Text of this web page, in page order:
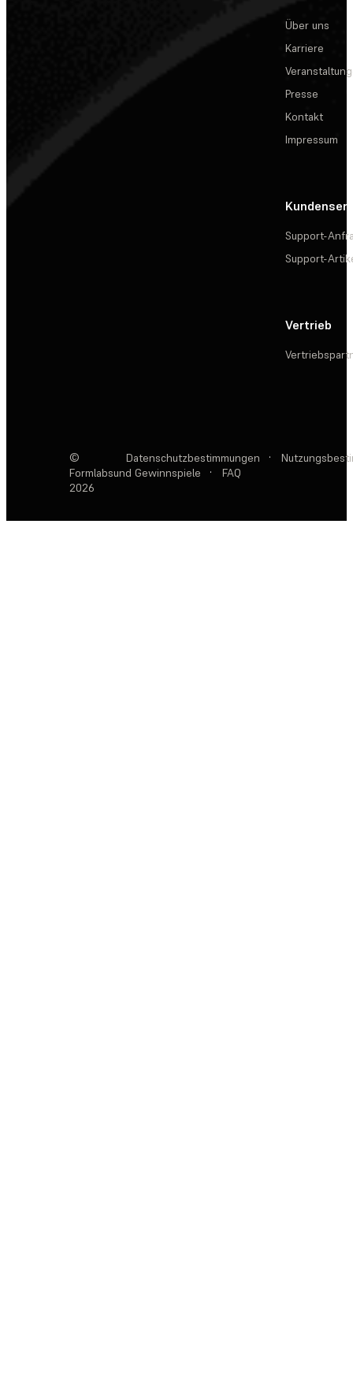
Über uns
Karriere
Presse
Kontakt
Impressum
Support-
Support-
Vertrieb
©
Formlabs
2026
Datenschutzbestimmungen ·
und Gewinnspiele
· FAQ